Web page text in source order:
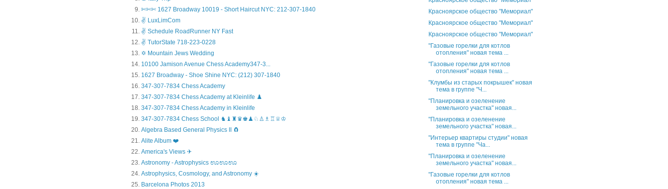
✄✄✄ 1627 Broadway 10019 - Short Haircut NYC: 212-307-1840
✌ LuxLimCom
✌ Schedule RoadRunner NY Fast
✌ TutorState 718-223-0228
✡ Mountain Jews Wedding
10100 Jamison Avenue Chess Academy347-3...
1627 Broadway - Shoe Shine NYC: (212) 307-1840
347-307-7834 Chess Academy
347-307-7834 Chess Academy at Kleinlife ♟️
347-307-7834 Chess Academy in Kleinlife
347-307-7834 Chess School ♞♝♜♛♚♟♘♙♗♖♕♔
Algebra Based General Physics II 🧲
Alite Album ❤️
America's Views ✈
Astronomy - Astrophysics ಊಊಊ
Astrophysics, Cosmology, and Astronomy ☀️
Barcelona Photos 2013
Красноярское общество "Мемориал"
Красноярское общество "Мемориал"
Красноярское общество "Мемориал"
"Газовые горелки для котлов
отопления" новая тема ...
"Газовые горелки для котлов
отопления" новая тема ...
"Клумбы из старых покрышек" новая
тема в группе "Ч...
"Планировка и озеленение
земельного участка" новая...
"Планировка и озеленение
земельного участка" новая...
"Интерьер квартиры студии" новая
тема в группе "Ча...
"Планировка и озеленение
земельного участка" новая...
"Газовые горелки для котлов
отопления" новая тема ...